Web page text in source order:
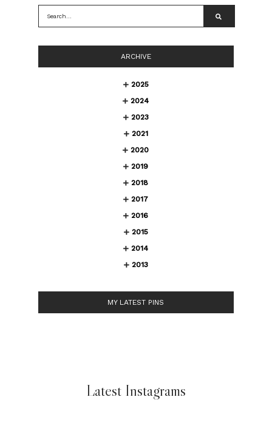
ARCHIVE
2025
2024
2023
2021
2020
2019
2018
2017
2016
2015
2014
2013
MY LATEST PINS
Latest Instagrams